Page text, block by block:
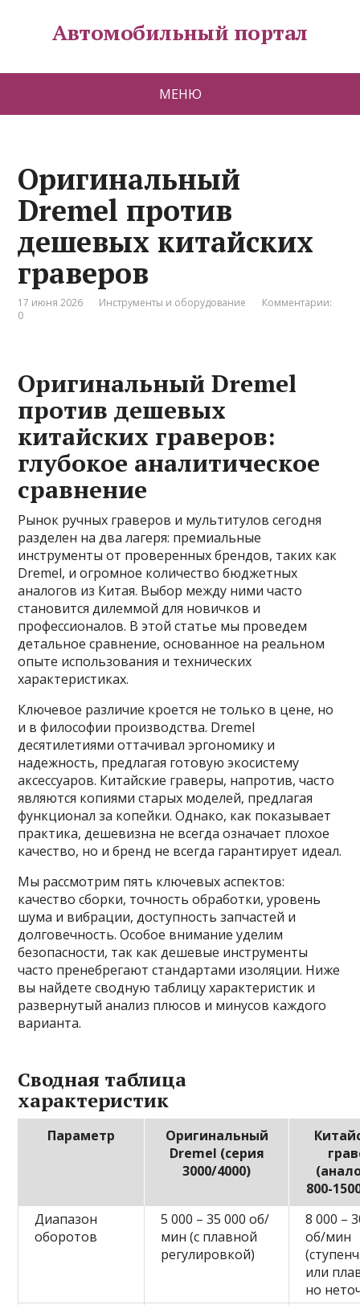
Автомобильный портал
МЕНЮ
Оригинальный
Dremel против
дешевых китайских
граверов
17 июня 2026 Инструменты и оборудование
Комментарии:
0
Оригинальный Dremel
против дешевых
китайских граверов:
глубокое аналитическое
сравнение
Рынок ручных граверов и мультитулов сегодня
разделен на два лагеря: премиальные
инструменты от проверенных брендов, таких как
Dremel, и огромное количество бюджетных
аналогов из Китая. Выбор между ними часто
становится дилеммой для новичков и
профессионалов. В этой статье мы проведем
детальное сравнение, основанное на реальном
опыте использования и технических
характеристиках.
Ключевое различие кроется не только в цене, но
и в философии производства. Dremel
десятилетиями оттачивал эргономику и
надежность, предлагая готовую экосистему
аксессуаров. Китайские граверы, напротив, часто
являются копиями старых моделей, предлагая
функционал за копейки. Однако, как показывает
практика, дешевизна не всегда означает плохое
качество, но и бренд не всегда гарантирует идеал.
Мы рассмотрим пять ключевых аспектов:
качество сборки, точность обработки, уровень
шума и вибрации, доступность запчастей и
долговечность. Особое внимание уделим
безопасности, так как дешевые инструменты
часто пренебрегают стандартами изоляции. Ниже
вы найдете сводную таблицу характеристик и
развернутый анализ плюсов и минусов каждого
варианта.
Сводная таблица
характеристик
Параметр
Оригинальный
Dremel (серия
3000/4000)
800-
Диапазон
оборотов
5 000 – 35 000 об/
мин (с плавной
регулировкой)
8 000 –
об/мин
или
но